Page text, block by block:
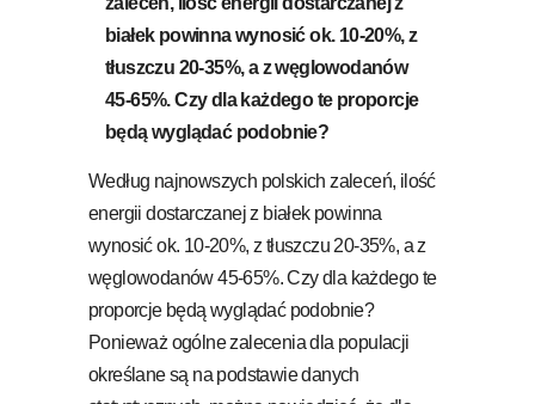
białek powinna wynosić ok. 10-20%, z
tłuszczu 20-35%, a z węglowodanów
45-65%. Czy dla każdego te proporcje
będą wyglądać podobnie?
Według najnowszych polskich zaleceń, ilość
energii dostarczanej z białek powinna
wynosić ok. 10-20%, z tłuszczu 20-35%, a z
węglowodanów 45-65%. Czy dla każdego te
proporcje będą wyglądać podobnie?
Ponieważ ogólne zalecenia dla populacji
określane są na podstawie danych